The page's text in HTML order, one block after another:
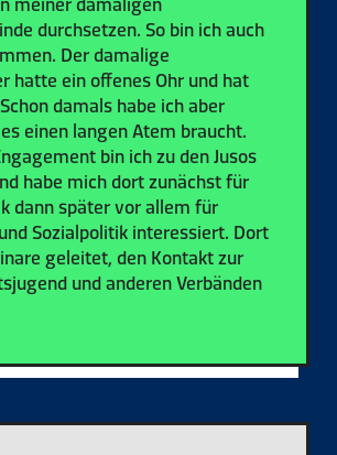
durchsetzen. So bin ich auch
Der damalige
hatte ein offenes Ohr und hat
damals habe ich aber
einen langen Atem braucht.
bin ich zu den Jusos
habe mich dort zunächst für
dann später vor allem für
Sozialpolitik interessiert. Dort
geleitet, den Kontakt zur
und anderen Verbänden